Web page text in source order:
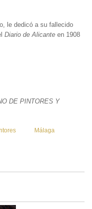
le dedicó a su fallecido
Diario de Alicante en 1908
DE PINTORES Y
Málaga